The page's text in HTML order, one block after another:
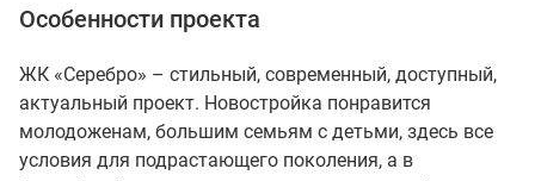
Особенности проекта
ЖК «Серебро» – стильный, современный, доступный,
актуальный проект. Новостройка понравится
молодоженам, большим семьям с детьми, здесь все
условия для подрастающего поколения, а в